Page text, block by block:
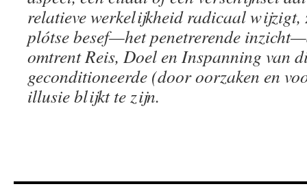
relatieve werkelijkheid radicaal wijzigt,
plótse besef—het penetrerende
omtrent Reis, Doel en Inspanning van
geconditioneerde (door oorzaken en
illusie blijkt te zijn.